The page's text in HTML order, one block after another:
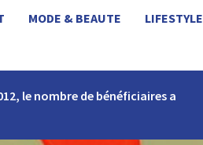
MODE & BEAUTE LIFESTYLE
le nombre de bénéficiaires a